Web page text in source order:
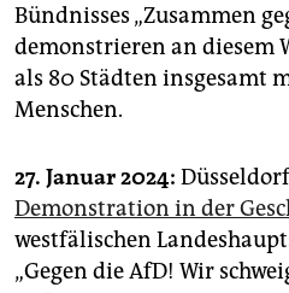
Bündnisses „Zusammen
demonstrieren an diesem
als 80 Städten insgesamt
Menschen.
27. Januar 2024:
Demonstration in der
westfälischen
„Gegen die AfD! Wir